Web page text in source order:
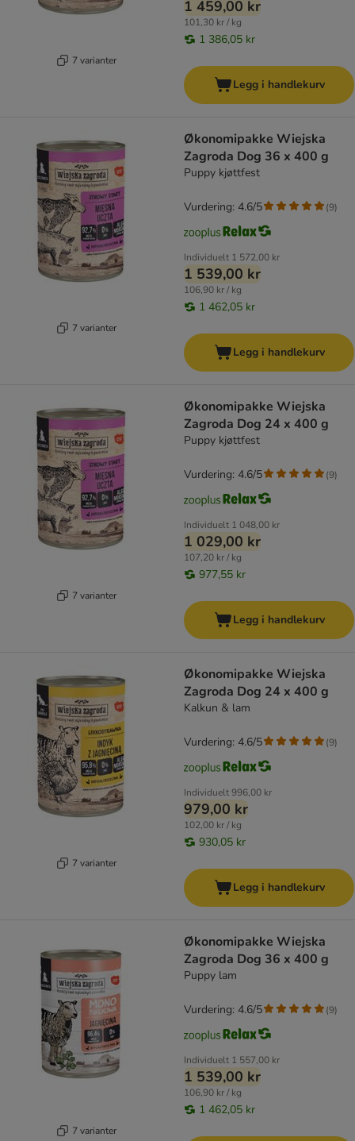
7 varianter
1 459,00 kr
101,30 kr / kg
1 386,05 kr
Legg i handlekurv
7 varianter
Økonomipakke Wiejska
Zagroda Dog 36 x 400 g
Puppy kjøttfest
Individuelt 1 572,00 kr
1 539,00 kr
106,90 kr / kg
1 462,05 kr
Vurdering: 4.6/5 (9)
Legg i handlekurv
7 varianter
Økonomipakke Wiejska
Zagroda Dog 24 x 400 g
Puppy kjøttfest
Individuelt 1 048,00 kr
1 029,00 kr
107,20 kr / kg
977,55 kr
Vurdering: 4.6/5 (9)
Legg i handlekurv
7 varianter
Økonomipakke Wiejska
Zagroda Dog 24 x 400 g
Kalkun & lam
Individuelt996,00 kr
979,00 kr
102,00 kr / kg
930,05 kr
Vurdering: 4.6/5 (9)
Legg i handlekurv
7 varianter
Økonomipakke Wiejska
Zagroda Dog 36 x 400 g
Puppy lam
Individuelt 1 557,00 kr
1 539,00 kr
106,90 kr / kg
1 462,05 kr
Vurdering: 4.6/5 (9)